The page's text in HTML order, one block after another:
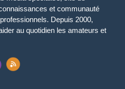
et communauté
Depuis 2000,
au quotidien les amateurs et